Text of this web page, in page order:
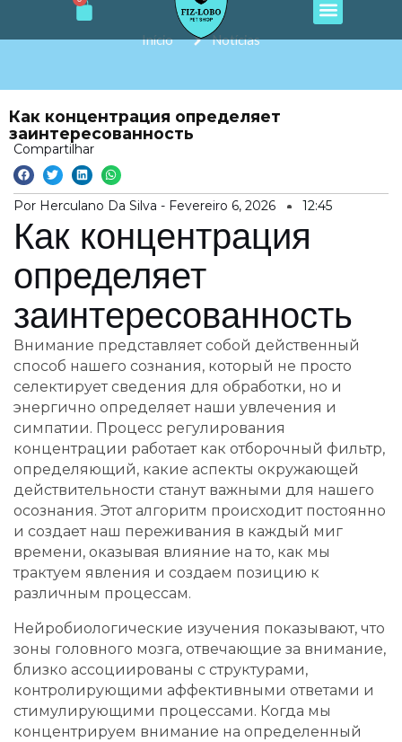
o
r
o
e
p
Início Notícias
Как концентрация определяет
заинтересованность
Compartilhar
Por Herculano Da Silva - Fevereiro 6, 2026 12:45
Как концентрация
определяет
заинтересованность
Внимание представляет собой действенный
способ нашего сознания, который не просто
селектирует сведения для обработки, но и
энергично определяет наши увлечения и
симпатии. Процесс регулирования
концентрации работает как отборочный фильтр,
определяющий, какие аспекты окружающей
действительности станут важными для нашего
осознания. Этот алгоритм происходит постоянно
и создает наш переживания в каждый миг
времени, оказывая влияние на то, как мы
трактуем явления и создаем позицию к
различным процессам.
Нейробиологические изучения показывают, что
зоны головного мозга, отвечающие за внимание,
близко ассоциированы с структурами,
контролирующими аффективными ответами и
стимулирующими процессами. Когда мы
концентрируем внимание на определенный